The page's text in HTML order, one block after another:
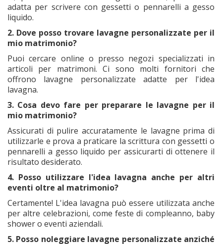
adatta per scrivere con gessetti o pennarelli a gesso
liquido.
2. Dove posso trovare lavagne personalizzate per il
mio matrimonio?
Puoi cercare online o presso negozi specializzati in
articoli per matrimoni. Ci sono molti fornitori che
offrono lavagne personalizzate adatte per l'idea
lavagna.
3. Cosa devo fare per preparare le lavagne per il
mio matrimonio?
Assicurati di pulire accuratamente le lavagne prima di
utilizzarle e prova a praticare la scrittura con gessetti o
pennarelli a gesso liquido per assicurarti di ottenere il
risultato desiderato.
4. Posso utilizzare l'idea lavagna anche per altri
eventi oltre al matrimonio?
Certamente! L'idea lavagna può essere utilizzata anche
per altre celebrazioni, come feste di compleanno, baby
shower o eventi aziendali.
5. Posso noleggiare lavagne personalizzate anziché